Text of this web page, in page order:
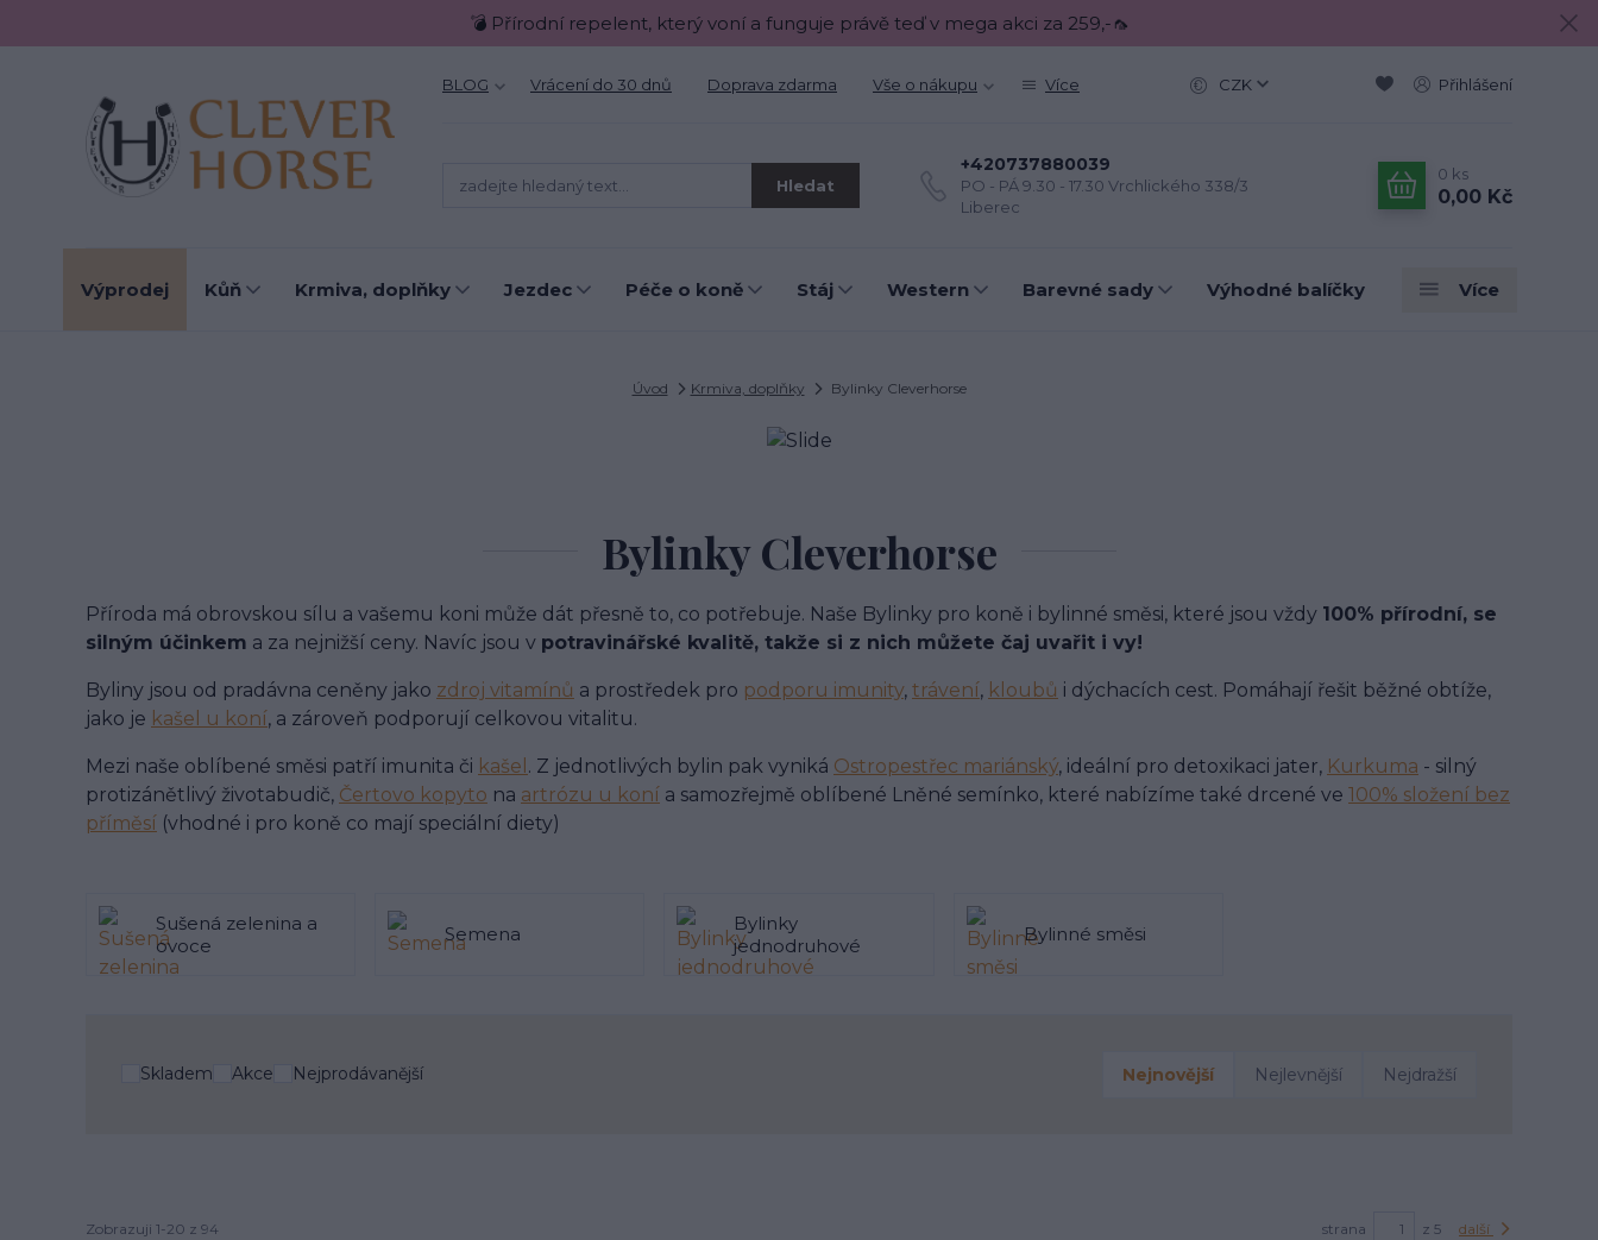
💣 Přírodní repelent, který voní a funguje právě teď v mega akci za 259,-🦟
BLOG Vrácení do 30 dnů Doprava zdarma Vše o nákupu Více CZK Přihlášení
Hledat
+420737880039
PO - PÁ 9.30 - 17.30 Vrchlického 338/3
Liberec
0 ks
0,00 Kč
Výprodej Kůň Krmiva, doplňky Jezdec Péče o koně Stáj Western Barevné sady Výhodné balíčky Více
Úvod Krmiva, doplňky Bylinky Cleverhorse
Bylinky Cleverhorse
Příroda má obrovskou sílu a vašemu koni může dát přesně to, co potřebuje. Naše Bylinky pro koně i bylinné směsi, které jsou vždy 100% přírodní, se
silným účinkem a za nejnižší ceny. Navíc jsou v potravinářské kvalitě, takže si z nich můžete čaj uvařit i vy!
Byliny jsou od pradávna ceněny jako zdroj vitamínů a prostředek pro podporu imunity, trávení, kloubů i dýchacích cest. Pomáhají řešit běžné obtíže,
jako je kašel u koní, a zároveň podporují celkovou vitalitu.
Mezi naše oblíbené směsi patří imunita či kašel . Z jednotlivých bylin pak vyniká Ostropestřec mariánský, ideální pro detoxikaci jater, Kurkuma - silný
protizánětlivý životabudič, Čertovo kopyto na artrózu u koní a samozřejmě oblíbené Lněné semínko, které nabízíme také drcené ve 100% složení bez
příměsí (vhodné i pro koně co mají speciální diety)
Sušená zelenina a
ovoce
Semena
Bylinky
jednodruhové
Bylinné směsi
Skladem Akce Nejprodávanější Nejnovější Nejlevnější Nejdražší
Zobrazuji 1-20 z 94 strana z 5 další